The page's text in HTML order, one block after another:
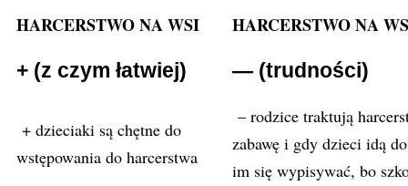
HARCERSTWO NA WSI
+ (z czym łatwiej)
HARCERSTWO NA
— (trudności)
+ dzieciaki są chętne do
wstępowania do harcerstwa
– rodzice traktują
zabawę i gdy dzieci idą
im się wypisywać, bo